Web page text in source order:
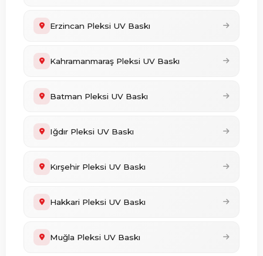
Erzincan Pleksi UV Baskı
Kahramanmaraş Pleksi UV Baskı
Batman Pleksi UV Baskı
Iğdır Pleksi UV Baskı
Kırşehir Pleksi UV Baskı
Hakkari Pleksi UV Baskı
Muğla Pleksi UV Baskı